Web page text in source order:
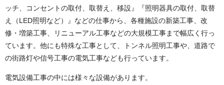
ッチ、コンセントの取付、取替え、移設』『照明器具の取付、取替
え（LED照明など）』などの仕事から、各種施設の新築工事、改
修・増築工事、リニューアル工事などの大規模工事まで幅広く行っ
ています。他にも特殊な工事として、トンネル照明工事や、道路で
の街路灯や信号工事の電気工事なども行っています。
電気設備工事の中には様々な設備があります。